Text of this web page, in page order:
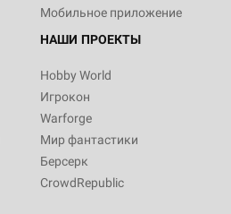
Мобильное приложение
НАШИ ПРОЕКТЫ
Hobby World
Игрокон
Warforge
Мир фантастики
Берсерк
CrowdRepublic